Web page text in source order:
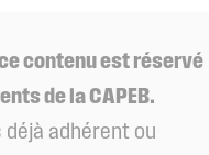
contenu est réservé
de la CAPEB.
déjà adhérent ou